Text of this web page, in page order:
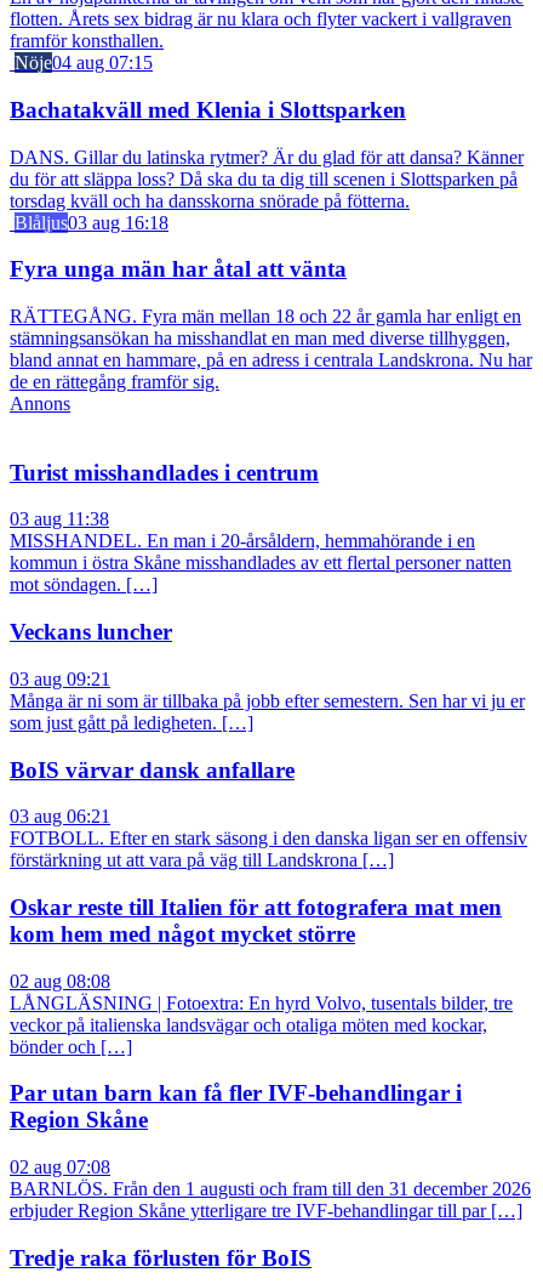
flotten. Årets sex bidrag är nu klara och flyter vackert i vallgraven
framför konsthallen.
Nöje04 aug 07:15
Bachatakväll med Klenia i Slottsparken
DANS. Gillar du latinska rytmer? Är du glad för att dansa? Känner
du för att släppa loss? Då ska du ta dig till scenen i Slottsparken på
torsdag kväll och ha dansskorna snörade på fötterna.
Blåljus03 aug 16:18
Fyra unga män har åtal att vänta
RÄTTEGÅNG. Fyra män mellan 18 och 22 år gamla har enligt en
stämningsansökan ha misshandlat en man med diverse tillhyggen,
bland annat en hammare, på en adress i centrala Landskrona. Nu har
de en rättegång framför sig.
Annons
Turist misshandlades i centrum
03 aug 11:38
MISSHANDEL. En man i 20-årsåldern, hemmahörande i en
kommun i östra Skåne misshandlades av ett flertal personer natten
mot söndagen. […]
Veckans luncher
03 aug 09:21
Många är ni som är tillbaka på jobb efter semestern. Sen har vi ju er
som just gått på ledigheten. […]
BoIS värvar dansk anfallare
03 aug 06:21
FOTBOLL. Efter en stark säsong i den danska ligan ser en offensiv
förstärkning ut att vara på väg till Landskrona […]
Oskar reste till Italien för att fotografera mat men
kom hem med något mycket större
02 aug 08:08
LÅNGLÄSNING | Fotoextra: En hyrd Volvo, tusentals bilder, tre
veckor på italienska landsvägar och otaliga möten med kockar,
bönder och […]
Par utan barn kan få fler IVF-behandlingar i
Region Skåne
02 aug 07:08
BARNLÖS. Från den 1 augusti och fram till den 31 december 2026
erbjuder Region Skåne ytterligare tre IVF-behandlingar till par […]
Tredje raka förlusten för BoIS